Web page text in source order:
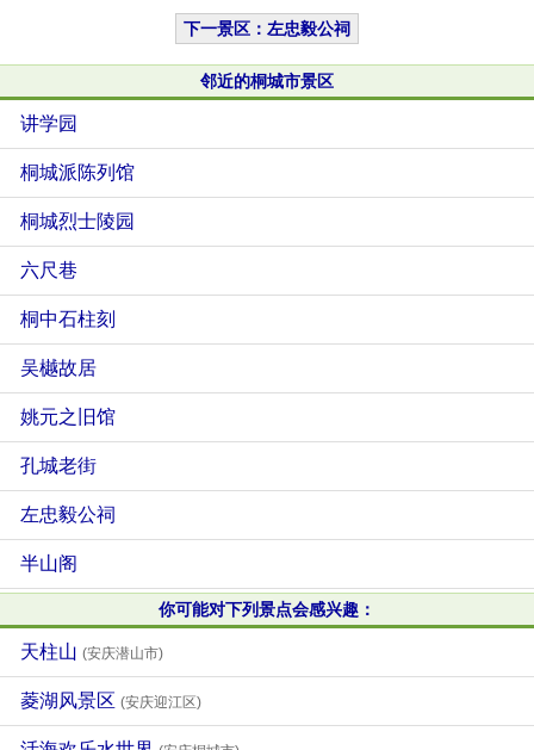
下一景区：左忠毅公祠
邻近的桐城市景区
讲学园
桐城派陈列馆
桐城烈士陵园
六尺巷
桐中石柱刻
吴樾故居
姚元之旧馆
孔城老街
左忠毅公祠
半山阁
你可能对下列景点会感兴趣：
天柱山 (安庆潜山市)
菱湖风景区 (安庆迎江区)